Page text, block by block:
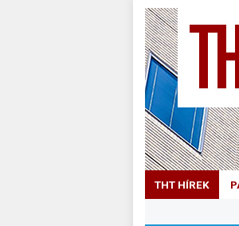
THT HÍREK